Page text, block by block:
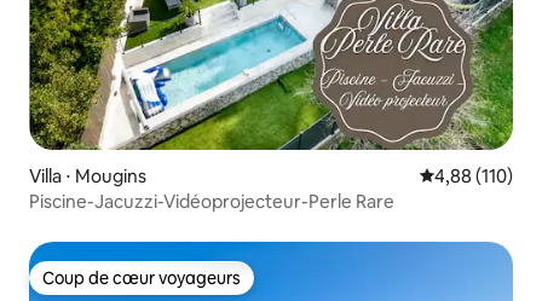
Villa ⋅ Mougins Évaluation
4,88 (110)
Piscine-Jacuzzi-Vidéoprojecteur-Perle Rare
Coup de cœur voyageurs
Coup de cœur voyageurs